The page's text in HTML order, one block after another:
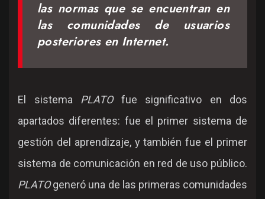
las normas que se encuentran en
las comunidades de usuarios
posteriores en Internet.
El sistema PLATOfue significativo en dos
apartados diferentes: fue el primer sistema de
gestión del aprendizaje, y también fue el primer
sistema de comunicación en red de uso público.
PLATOgeneró una de las primeras comunidades